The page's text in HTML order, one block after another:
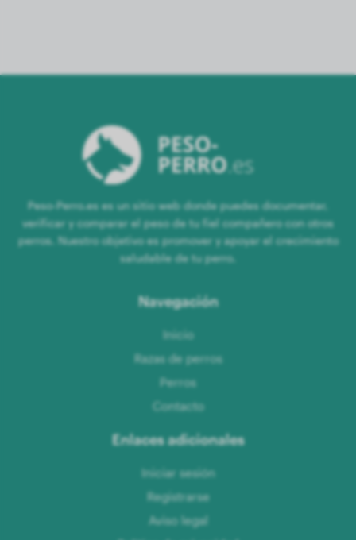
Peso-Perro.es es un sitio web donde puedes documentar,
verificar y comparar el peso de tu fiel compañero con otros
perros. Nuestro objetivo es promover y apoyar el crecimiento
saludable de tu perro.
Navegación
Inicio
Razas de perros
Perros
Contacto
Enlaces adicionales
Iniciar sesión
Registrarse
Aviso legal